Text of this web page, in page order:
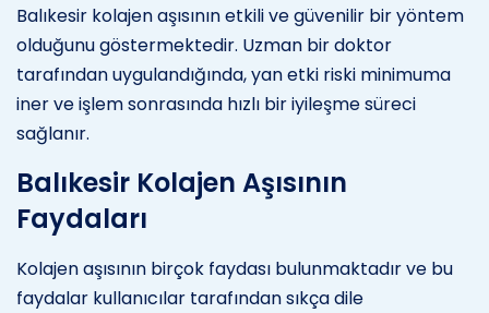
Balıkesir kolajen aşısının etkili ve güvenilir bir yöntem
olduğunu göstermektedir. Uzman bir doktor
tarafından uygulandığında, yan etki riski minimuma
iner ve işlem sonrasında hızlı bir iyileşme süreci
sağlanır.
Balıkesir Kolajen Aşısının
Faydaları
Kolajen aşısının birçok faydası bulunmaktadır ve bu
faydalar kullanıcılar tarafından sıkça dile